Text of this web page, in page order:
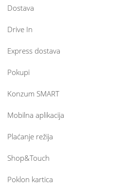
Dostava
Drive In
Express dostava
Pokupi
Konzum SMART
Mobilna aplikacija
Plaćanje režija
Shop&Touch
Poklon kartica